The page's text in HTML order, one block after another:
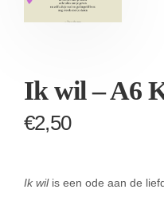
Ik wil – A6
€2,50
Ik wil is een ode aan de